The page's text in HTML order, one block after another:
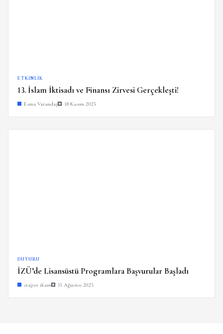
ETKINLIK
13. İslam İktisadı ve Finansı Zirvesi Gerçekleşti!
Esma Vatandaş 18 Kasım 2025
DUYURU
İZÜ’de Lisansüstü Programlara Başvurular Başladı
stajyer ikam 15 Ağustos 2025